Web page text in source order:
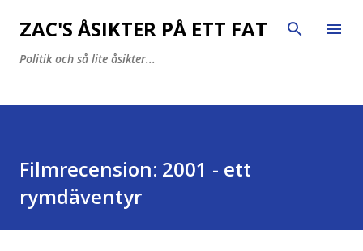
Fortsätt till huvudinnehåll
ZAC'S ÅSIKTER PÅ ETT FAT
Politik och så lite åsikter...
Filmrecension: 2001 - ett
rymdäventyr